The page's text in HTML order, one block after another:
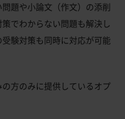
題や小論文（作文）の添削
でわからない問題も解決し
験対策も同時に対応が可能
方のみに提供しているオプ